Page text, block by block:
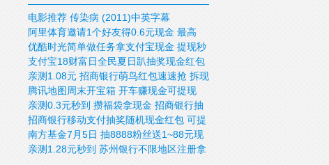
电影推荐 传染病 (2011)中英字幕
阿里体育邀请1个好友得0.6元现金 最高
8888元 秒推送
优酷时光简单做任务拿支付宝现金 提现秒
到
支付宝18财富日全民夏日趴抽奖现金红包
卡券
亲测1.08元 招商银行萌鸟红包速速抢 拆现
金红包
腾讯地图周末开宝箱 开车赚现金可提现
亲测0.3元秒到 攒福袋拿现金 招商银行抽
现金红包
招商银行移动支付抽奖随机现金红包 可提
现
南方基金7月5日 抽8888粉丝送1~88元现
金红包
亲测1.28元秒到 苏州银行不限地区注册拿